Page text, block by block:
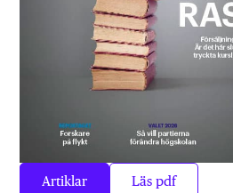
Artiklar Läs pdf